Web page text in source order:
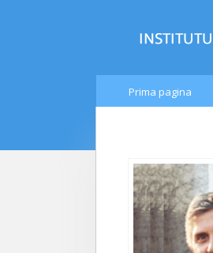
Prima pagina